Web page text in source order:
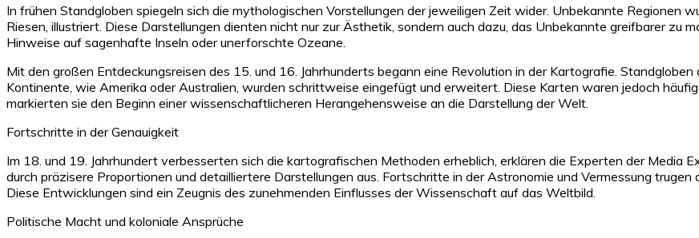
In frühen Standgloben spiegeln sich die mythologischen Vorstellungen der jeweiligen Zeit wider. Unbekannte Regionen
Riesen, illustriert. Diese Darstellungen dienten nicht nur zur Ästhetik, sondern auch dazu, das Unbekannte greifbarer zu
Hinweise auf sagenhafte Inseln oder unerforschte Ozeane.
Mit den großen Entdeckungsreisen des 15. und 16. Jahrhunderts begann eine Revolution in der Kartografie.
Kontinente, wie Amerika oder Australien, wurden schrittweise eingefügt und erweitert. Diese Karten waren jedoch
markierten sie den Beginn einer wissenschaftlicheren Herangehensweise an die Darstellung der Welt.
Fortschritte in der Genauigkeit
Im 18. und 19. Jahrhundert verbesserten sich die kartografischen Methoden erheblich, erklären die Experten der Media
durch präzisere Proportionen und detailliertere Darstellungen aus. Fortschritte in der Astronomie und Vermessung trugen
Diese Entwicklungen sind ein Zeugnis des zunehmenden Einflusses der Wissenschaft auf das Weltbild.
Politische Macht und koloniale Ansprüche